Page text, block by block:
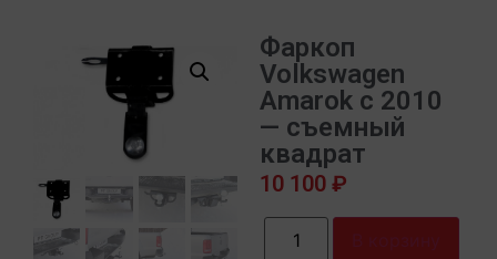
Фаркоп
Volkswagen
Amarok с 2010
— съемный
квадрат
10 100 ₽